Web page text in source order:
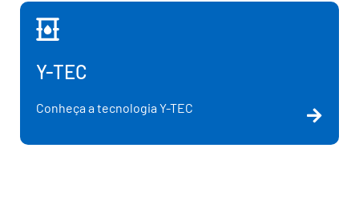
Y-TEC
Conheça a tecnologia Y-TEC